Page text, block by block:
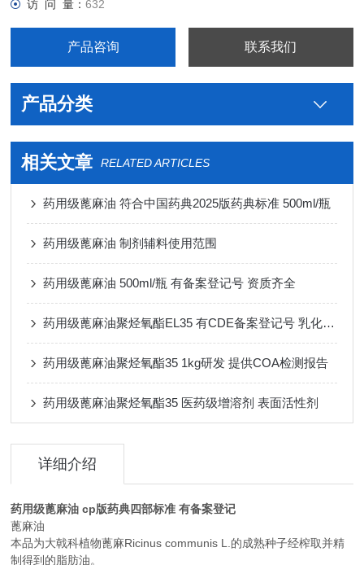
访 问 量：632
产品咨询 联系我们
产品分类
相关文章 RELATED ARTICLES
药用级蓖麻油 符合中国药典2025版药典标准 500ml/瓶
药用级蓖麻油 制剂辅料使用范围
药用级蓖麻油 500ml/瓶 有备案登记号 资质齐全
药用级蓖麻油聚烃氧酯EL35 有CDE备案登记号 乳化剂增溶剂
药用级蓖麻油聚烃氧酯35 1kg研发 提供COA检测报告
药用级蓖麻油聚烃氧酯35 医药级增溶剂 表面活性剂
详细介绍
药用级蓖麻油 cp版药典四部标准 有备案登记
蓖麻油
本品为大戟科植物蓖麻Ricinus communis L.的成熟种子经榨取并精
制得到的脂肪油。